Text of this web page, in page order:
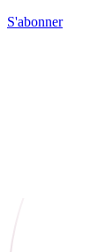
S'abonner